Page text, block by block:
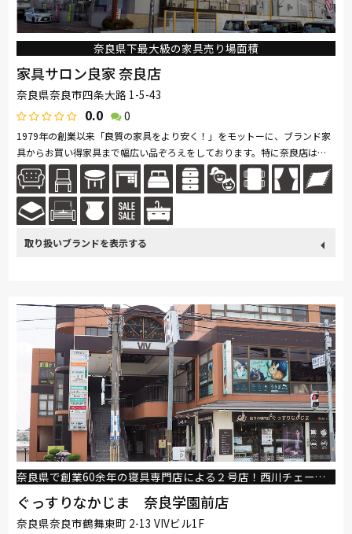
奈良県下最大級の家具売り場面積
家具サロン良家 奈良店
奈良県奈良市四条大路 1-5-43
0.0 0
1979年の創業以来「良質の家具をより安く！」をモットーに、ブランド家
具からお買い得家具まで幅広い品ぞろえをしております。特に奈良店は広
い売り場の中に、ベッド常時１２０台以上、ソファ７０台以上を展示して
お...続きを読む
浜本工芸 冨士ファニチア ナガノインテリア 綾野製作所
ドリームベッド Serta TEMPUR HTLワタリジャパン
サンゲツ コイズミ マルニ木工 Pamouna
PARAMOUNT BED イバタインテリア 高野木工 大雪木工
シラカワ MARUICHI 飛騨産業
奈良県で創業60余年の寝具専門店による２号店！西川チェーン専門店です
ぐっすりなかじま 奈良学園前店
奈良県奈良市鶴舞東町 2-13 VIVビル1F